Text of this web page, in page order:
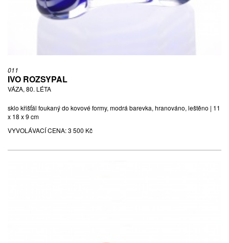
011
IVO ROZSYPAL
VÁZA, 80. LÉTA
sklo křišťál foukaný do kovové formy, modrá barevka, hranováno, leštěno | 11
x 18 x 9 cm
VYVOLÁVACÍ CENA:3 500 Kč